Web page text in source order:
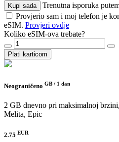
Kupi sada
Trenutna isporuka
Provjerio sam i moj telefon je
eSIM. Provjeri ovdje
Koliko eSIM-ova trebate?
Plati karticom
Neograničeno GB / 1 dan
2 GB dnevno pri maksimalnoj
Melita, Epic
2.75 EUR